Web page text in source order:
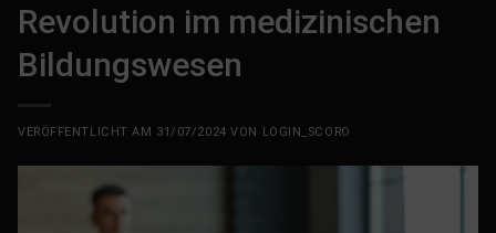
Revolution im medizinischen
Bildungswesen
VERÖFFENTLICHT AM 31/07/2024 VON LOGIN_SCORO